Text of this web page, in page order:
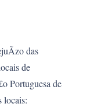
das
de
Portuguesa de
locais: